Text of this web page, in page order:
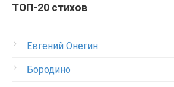
ТОП-20 стихов
Евгений Онегин
Бородино